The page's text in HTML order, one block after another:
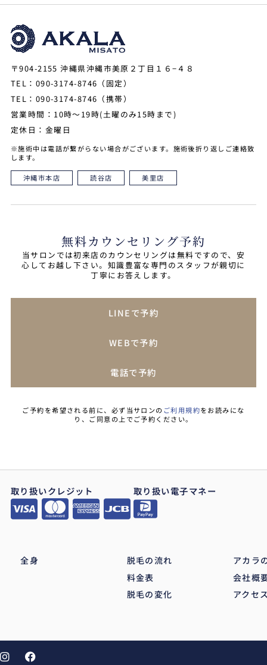
〒904-2155 沖縄県沖縄市美原２丁目１６−４８
TEL：090-3174-8746（固定）
TEL：090-3174-8746（携帯）
営業時間：10時～19時(土曜のみ15時まで)
定休日：金曜日
※施術中は電話が繋がらない場合がございます。施術後折り返しご連絡致
します。
沖縄市本店 読谷店 美里店
無料カウンセリング予約
当サロンでは初来店のカウンセリングは無料ですので、安
心してお越し下さい。知識豊富な専門のスタッフが親切に
丁寧にお答えします。
LINEで予約
WEBで予約
電話で予約
ご予約を希望される前に、必ず当サロンのご利用規約をお読みにな
り、ご同意の上でご予約ください。
取り扱いクレジット 取り扱い電子マネー
全身
脱毛の流れ
料金表
脱毛の変化
アカラ
会社概
アクセ